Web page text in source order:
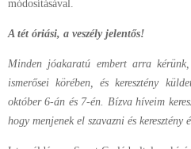
módosításával.
A tét óriási, a veszély jelentős!
Minden jóakaratú embert arra
ismerősei körében, és keresztény
október 6-án és 7-én. Bízva híveim
hogy menjenek el szavazni és